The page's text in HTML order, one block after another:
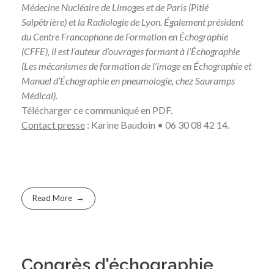
Médecine Nucléaire de Limoges et de Paris (Pitié
Salpêtrière) et la Radiologie de Lyon. Également président
du Centre Francophone de Formation en Échographie
(CFFE), il est l’auteur d’ouvrages formant à l’Échographie
(Les mécanismes de formation de l’image en Échographie et
Manuel d’Échographie en pneumologie, chez Sauramps
Médical).
Téléchargerce communiqué en PDF.
Contact presse : Karine Baudoin • 06 30 08 42 14.
Read More